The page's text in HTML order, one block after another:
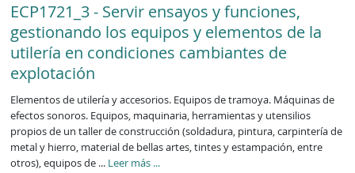
ECP1721_3 - Servir ensayos y funciones,
gestionando los equipos y elementos de la
utilería en condiciones cambiantes de
explotación
Elementos de utilería y accesorios. Equipos de tramoya. Máquinas de
efectos sonoros. Equipos, maquinaria, herramientas y utensilios
propios de un taller de construcción (soldadura, pintura, carpintería de
metal y hierro, material de bellas artes, tintes y estampación, entre
otros), equipos de ... Leer más ECP1721_3
...